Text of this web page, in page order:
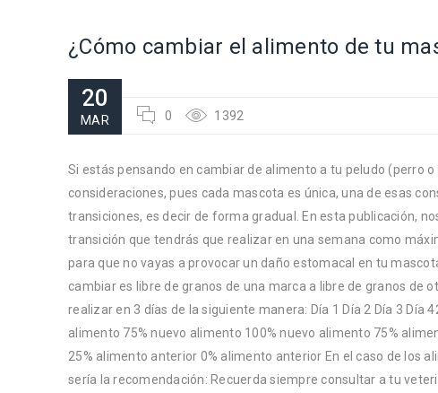
¿Cómo cambiar el alimento de tu
20
MAR 0 1392
Si estás pensando en cambiar de alimento a tu peludo (perro
consideraciones, pues cada mascota es única, una de esas
transiciones, es decir de forma gradual. En esta publicación,
transición que tendrás que realizar en una semana como
para que no vayas a provocar un daño estomacal en tu
cambiar es libre de granos de una marca a libre de granos de
realizar en 3 días de la siguiente manera: Día 1 Día 2 Día 3 Día
alimento 75% nuevo alimento 100% nuevo alimento 75%
25% alimento anterior 0% alimento anterior En el caso de los
sería la recomendación: Recuerda siempre consultar a tu